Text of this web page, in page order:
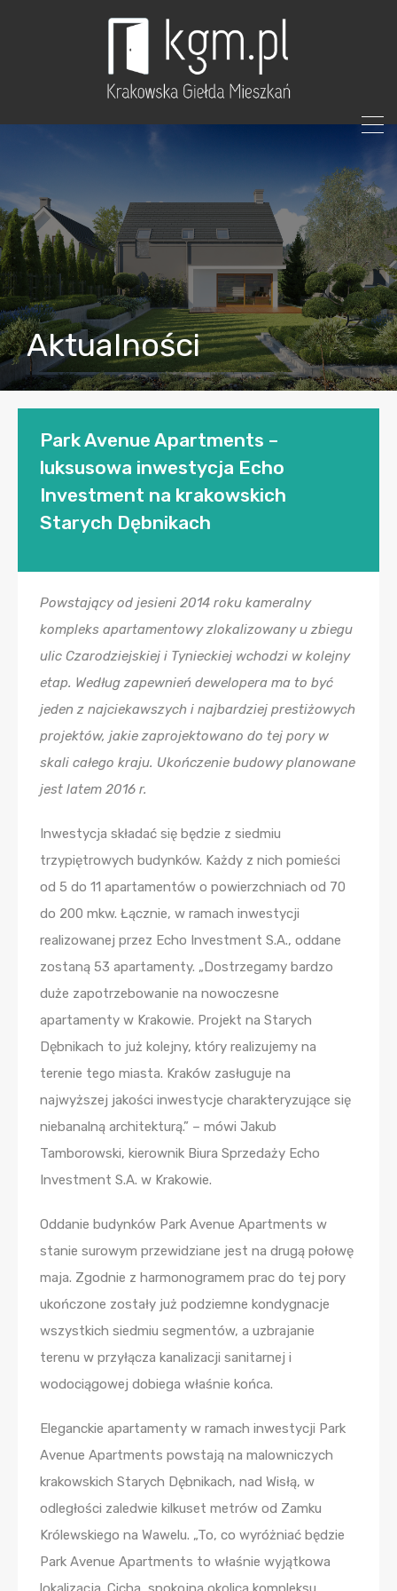
Aktualności
Park Avenue Apartments –
luksusowa inwestycja Echo
Investment na krakowskich
Starych Dębnikach
Powstający od jesieni 2014 roku kameralny
kompleks apartamentowy zlokalizowany u zbiegu
ulic Czarodziejskiej i Tynieckiej wchodzi w kolejny
etap. Według zapewnień dewelopera ma to być
jeden z najciekawszych i najbardziej prestiżowych
projektów, jakie zaprojektowano do tej pory w
skali całego kraju. Ukończenie budowy planowane
jest latem 2016 r.
Inwestycja składać się będzie z siedmiu
trzypiętrowych budynków. Każdy z nich pomieści
od 5 do 11 apartamentów o powierzchniach od 70
do 200 mkw. Łącznie, w ramach inwestycji
realizowanej przez Echo Investment S.A., oddane
zostaną 53 apartamenty. „Dostrzegamy bardzo
duże zapotrzebowanie na nowoczesne
apartamenty w Krakowie. Projekt na Starych
Dębnikach to już kolejny, który realizujemy na
terenie tego miasta. Kraków zasługuje na
najwyższej jakości inwestycje charakteryzujące się
niebanalną architekturą.” – mówi Jakub
Tamborowski, kierownik Biura Sprzedaży Echo
Investment S.A. w Krakowie.
Oddanie budynków Park Avenue Apartments w
stanie surowym przewidziane jest na drugą połowę
maja. Zgodnie z harmonogramem prac do tej pory
ukończone zostały już podziemne kondygnacje
wszystkich siedmiu segmentów, a uzbrajanie
terenu w przyłącza kanalizacji sanitarnej i
wodociągowej dobiega właśnie końca.
Eleganckie apartamenty w ramach inwestycji Park
Avenue Apartments powstają na malowniczych
krakowskich Starych Dębnikach, nad Wisłą, w
odległości zaledwie kilkuset metrów od Zamku
Królewskiego na Wawelu. „To, co wyróżniać będzie
Park Avenue Apartments to właśnie wyjątkowa